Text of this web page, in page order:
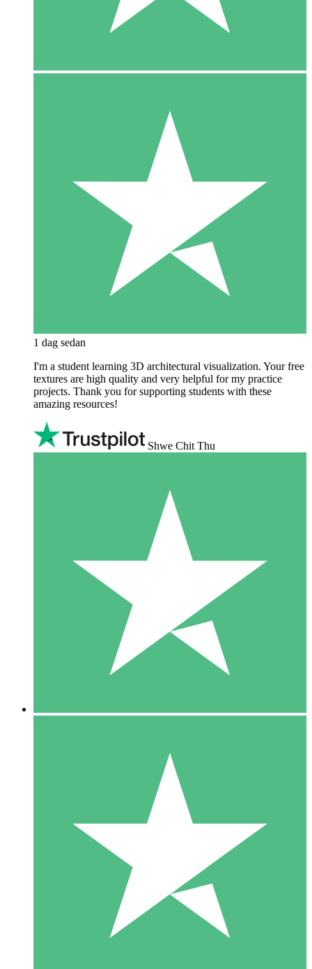
1 dag sedan
I'm a student learning 3D architectural visualization. Your free
textures are high quality and very helpful for my practice
projects. Thank you for supporting students with these
amazing resources!
Shwe Chit Thu